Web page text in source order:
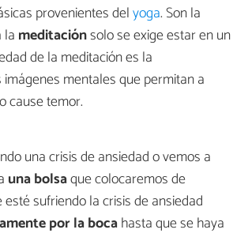
provenientes delyoga. Son la
la meditaciónsolo se exige estar en un
de la meditación es la
mentales que permitan a
cause temor.
una crisis de ansiedad o vemos a
una bolsaque colocaremos de
sufriendo la crisis de ansiedad
por la bocahasta que se haya